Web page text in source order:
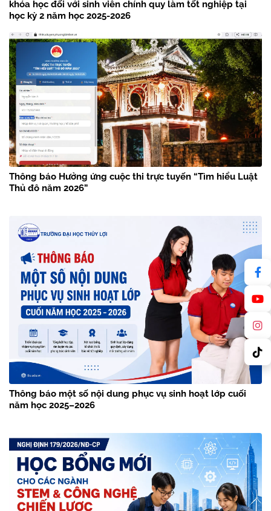
khóa học đối với sinh viên chính quy làm tốt nghiệp tại
học kỳ 2 năm học 2025-2026
Thông báo Hưởng ứng cuộc thi trực tuyến “Tìm hiểu Luật
Thủ đô năm 2026”
Thông báo một số nội dung phục vụ sinh hoạt lớp cuối
năm học 2025–2026